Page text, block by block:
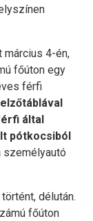
4-én,
főúton egy
férfi
által
pótkocsiból
személyautó
délután.
főúton